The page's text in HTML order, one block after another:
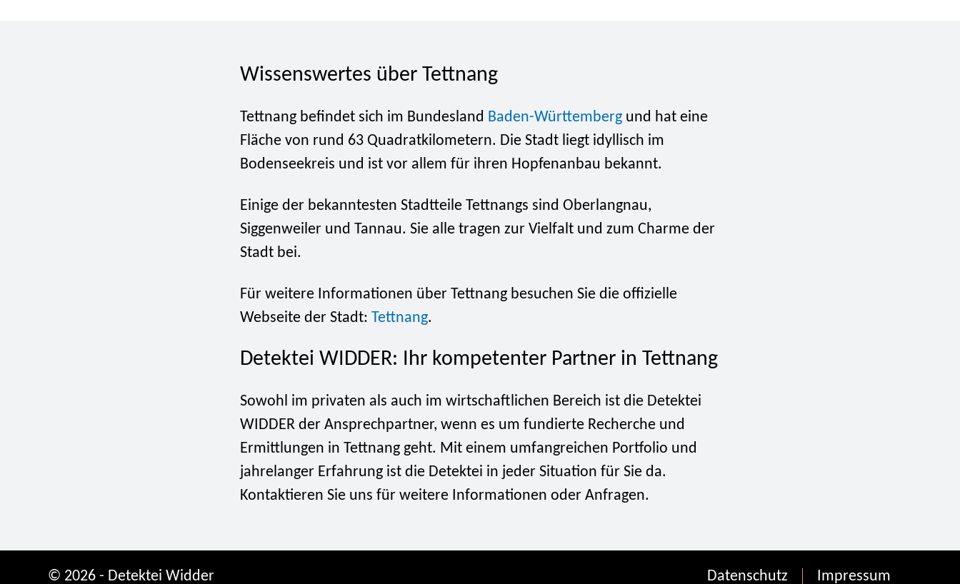
Wissenswertes über Tettnang
Tettnang befindet sich im Bundesland Baden-Württemberg und hat eine
Fläche von rund 63 Quadratkilometern. Die Stadt liegt idyllisch im
Bodenseekreis und ist vor allem für ihren Hopfenanbau bekannt.
Einige der bekanntesten Stadtteile Tettnangs sind Oberlangnau,
Siggenweiler und Tannau. Sie alle tragen zur Vielfalt und zum Charme der
Stadt bei.
Für weitere Informationen über Tettnang besuchen Sie die offizielle
Webseite der Stadt: Tettnang.
Detektei WIDDER: Ihr kompetenter Partner in Tettnang
Sowohl im privaten als auch im wirtschaftlichen Bereich ist die Detektei
WIDDER der Ansprechpartner, wenn es um fundierte Recherche und
Ermittlungen in Tettnang geht. Mit einem umfangreichen Portfolio und
jahrelanger Erfahrung ist die Detektei in jeder Situation für Sie da.
Kontaktieren Sie uns für weitere Informationen oder Anfragen.
© 2026 - Detektei Widder Datenschutz Impressum